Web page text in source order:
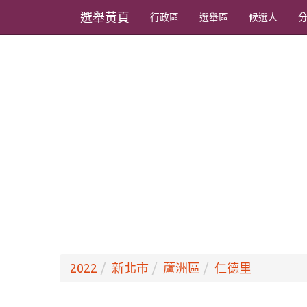
選舉黃頁 行政區 選舉區 候選人
2022 新北市 蘆洲區 仁德里